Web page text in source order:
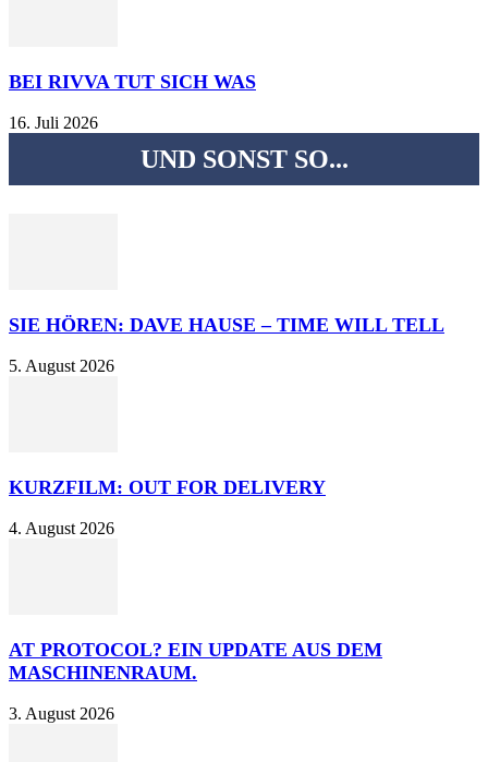
BEI RIVVA TUT SICH WAS
16. Juli 2026
UND SONST SO...
SIE HÖREN: DAVE HAUSE – TIME WILL TELL
5. August 2026
KURZFILM: OUT FOR DELIVERY
4. August 2026
AT PROTOCOL? EIN UPDATE AUS DEM
MASCHINENRAUM.
3. August 2026